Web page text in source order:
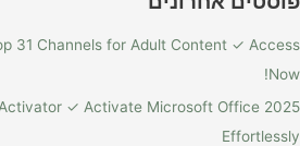
31 Channels for Adult Content ✓ Access
Now!
✓ Activate Microsoft Office 2025
Effortlessly